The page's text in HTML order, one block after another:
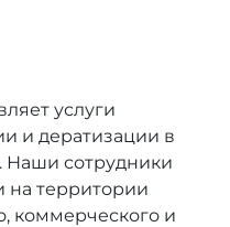
услуги
и дератизации в
Наши сотрудники
на территории
коммерческого и